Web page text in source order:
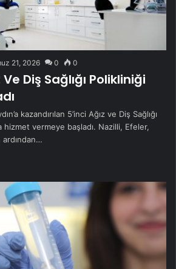
21, 2026 0 0
Diş Sağlığı Polikliniği
kazandırılan 5’inci Ağız ve Diş Sağlığı
hizmet vermeye başladı. Nazilli, Efeler,
ardından…